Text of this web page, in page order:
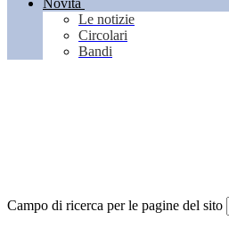
Novità
Le notizie
Circolari
Bandi
Campo di ricerca per le pagine del sito